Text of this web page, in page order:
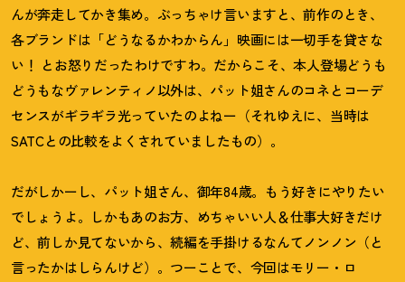
んが奔走してかき集め。ぶっちゃけ言いますと、前作のとき、
各ブランドは「どうなるかわからん」映画には一切手を貸さな
い ！ とお怒りだったわけですわ。だからこそ、本人登場どうも
どうもなヴァレンティノ以外は、パット姐さんのコネとコーデ
センスがギラギラ光っていたのよねー（それゆえに、当時は
SATCとの比較をよくされていましたもの）。
だがしかーし、パット姐さん、御年84歳。もう好きにやりたい
でしょうよ。しかもあのお方、めちゃいい人＆仕事大好きだけ
ど、前しか見てないから、続編を手掛けるなんてノンノン（と
言ったかはしらんけど）。つーことで、今回はモリー・ロ